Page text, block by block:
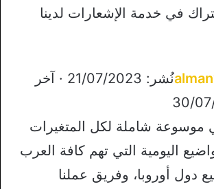
في خدمة الإشعارات لدينا
نُشر: 21/07/2023 · آخر
موسوعة شاملة لكل المتغيرات
اليومية التي تهم كافة العرب
دول أوروبا، وفريق عملنا